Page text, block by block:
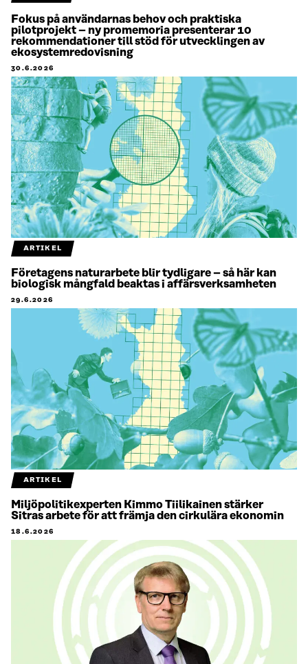
Fokus på användarnas behov och praktiska
pilotprojekt – ny promemoria presenterar 10
rekommendationer till stöd för utvecklingen av
ekosystemredovisning
30.6.2026
ARTIKEL
Företagens naturarbete blir tydligare – så här kan
biologisk mångfald beaktas i affärsverksamheten
29.6.2026
ARTIKEL
Miljöpolitikexperten Kimmo Tiilikainen stärker
Sitras arbete för att främja den cirkulära ekonomin
18.6.2026